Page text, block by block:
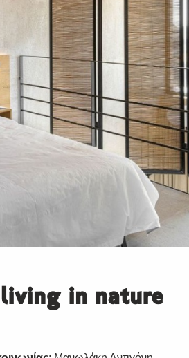
in nature